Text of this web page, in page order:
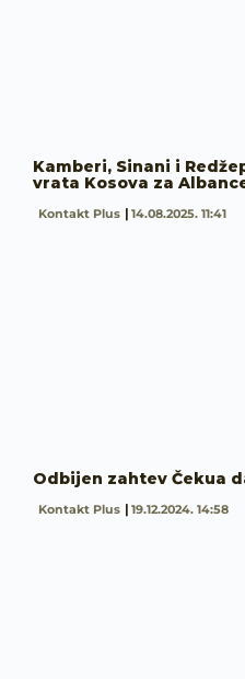
Kamberi, Sinani i
vrata Kosova za
Kontakt Plus 14.08.2025. 11:41
Odbijen zahtev Čekua
Kontakt Plus 19.12.2024. 14:58